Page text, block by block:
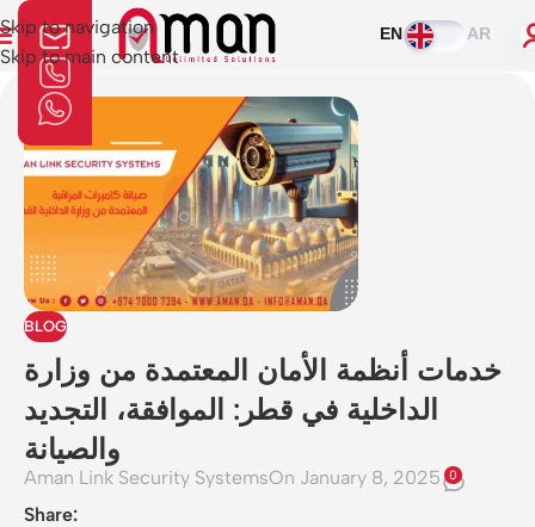
Skip to navigation
Skip to main content
EN AR
BLOG
خدمات أنظمة الأمان المعتمدة من وزارة
الداخلية في قطر: الموافقة، التجديد
والصيانة
Aman Link Security SystemsOn January 8, 2025 0
Share: